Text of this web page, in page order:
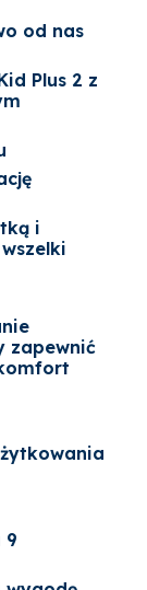
od nas
Plus 2 z
i
zapewnić
9